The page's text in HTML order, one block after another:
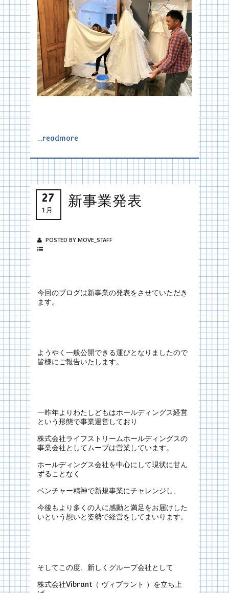
…readmore
27
1月
新事業発表
POSTED BY MOVE_STAFF
今回のブログは新事業の発表をさせていただき
ます。
ようやく一般公開できる運びとなりましたので
皆様にご報告いたします。
一昨年よりわたしどもはホールディングス経営
という形態で事業運営しており
株式会社ライフストリームホールディングスの
事業会社としてムーブは営業しています。
ホールディングス会社を中心にして現状に甘ん
ずることなく
ベンチャー精神で新規事業にチャレンジし、
今後もより多くの人に感動と満足をお届けした
いという想いと姿勢で経営をしてまいります。
そしてこの度、新しくグループ会社として
株式会社Vibrant（ ヴィブラント ）を立ち上